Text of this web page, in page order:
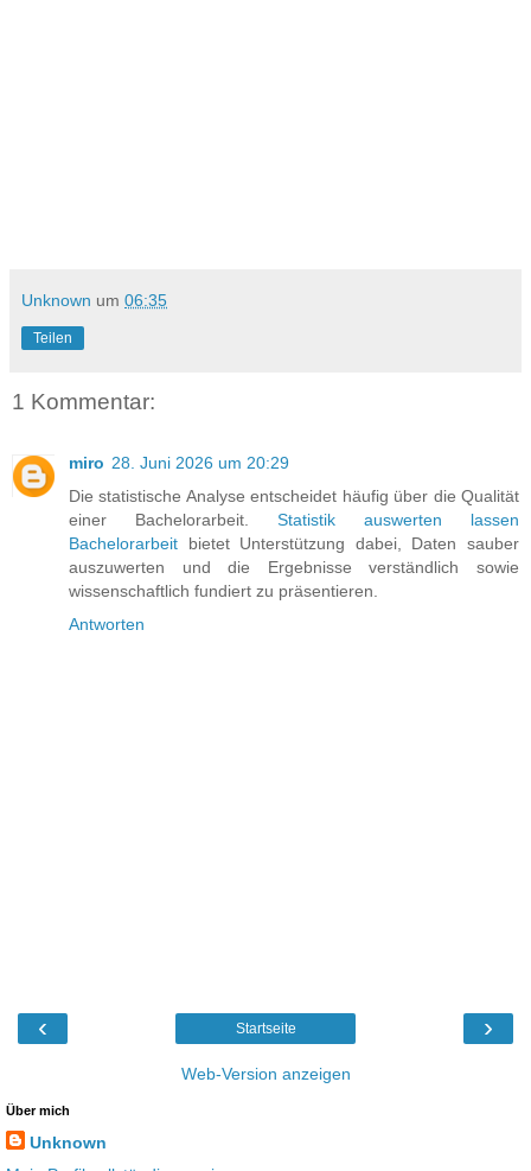
Unknown um 06:35
Teilen
1 Kommentar:
miro 28. Juni 2026 um 20:29
Die statistische Analyse entscheidet häufig über die Qualität
einer Bachelorarbeit. Statistik auswerten lassen
Bachelorarbeit bietet Unterstützung dabei, Daten sauber
auszuwerten und die Ergebnisse verständlich sowie
wissenschaftlich fundiert zu präsentieren.
Antworten
‹ ›
Startseite
Web-Version anzeigen
Über mich
Unknown